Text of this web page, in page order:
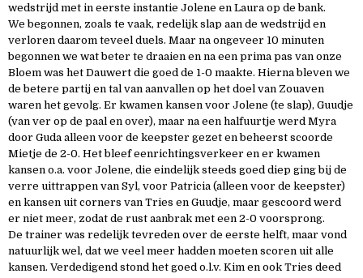
wedstrijd met in eerste instantie Jolene en Laura op de bank.
We begonnen, zoals te vaak, redelijk slap aan de wedstrijd en
verloren daarom teveel duels. Maar na ongeveer 10 minuten
begonnen we wat beter te draaien en na een prima pas van onze
Bloem was het Dauwert die goed de 1-0 maakte. Hierna bleven we
de betere partij en tal van aanvallen op het doel van Zouaven
waren het gevolg. Er kwamen kansen voor Jolene (te slap), Guudje
(van ver op de paal en over), maar na een halfuurtje werd Myra
door Guda alleen voor de keepster gezet en beheerst scoorde
Mietje de 2-0. Het bleef eenrichtingsverkeer en er kwamen
kansen o.a. voor Jolene, die eindelijk steeds goed diep ging bij de
verre uittrappen van Syl, voor Patricia (alleen voor de keepster)
en kansen uit corners van Tries en Guudje, maar gescoord werd
er niet meer, zodat de rust aanbrak met een 2-0 voorsprong.
De trainer was redelijk tevreden over de eerste helft, maar vond
natuurlijk wel, dat we veel meer hadden moeten scoren uit alle
kansen. Verdedigend stond het goed o.l.v. Kim en ook Tries deed